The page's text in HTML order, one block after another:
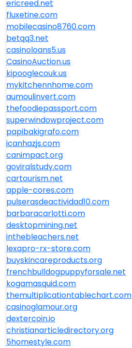
ericreed.net
fluxetine.com
mobilecasino8760.com
betqq3.net
casinoloans5.us
CasinoAuction.us
kipooglecouk.us
mykitchennhome.com
aumoulinvert.com
thefoodiepassport.com
superwindowproject.com
papibakigrafo.com
icanhazjs.com
canimpact.org
goviralstudy.com
cartourism.net
apple-cores.com
pulserasdeactividad10.com
barbaracarlotti.com
desktopmining.net
inthebleachers.net
lexapro-rx-store.com
buyskincareproducts.org
frenchbulldogpuppyforsale.net
kogamasquid.com
themultiplicationtablechart.com
casinoglamour.org
dextercoin.io
christianarticledirectory.org
5homestyle.com